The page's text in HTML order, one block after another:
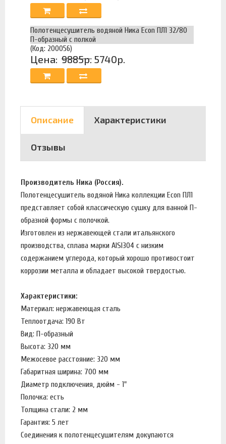
Полотенцесушитель водяной Ника Econ ПЛ1 32/80
П-образный с полкой
(Код: 200056)
Цена: 9885р. 5740р.
Описание Характеристики
Отзывы
Производитель Ника (Россия).
Полотенцесушитель водяной Ника коллекции Econ ПЛ1
представляет собой классическую сушку для ванной П-
образной формы с полочкой.
Изготовлен из нержавеющей стали итальянского
производства, сплава марки AISI304 с низким
содержанием углерода, который хорошо противостоит
коррозии металла и обладает высокой твердостью.
Характеристики:
Материал: нержавеющая сталь
Теплоотдача: 190 Вт
Вид: П-образный
Высота: 320 мм
Межосевое расстояние: 320 мм
Габаритная ширина: 700 мм
Диаметр подключения, дюйм - 1"
Полочка: есть
Толщина стали: 2 мм
Гарантия: 5 лет
Соединения к полотенцесушителям докупаются